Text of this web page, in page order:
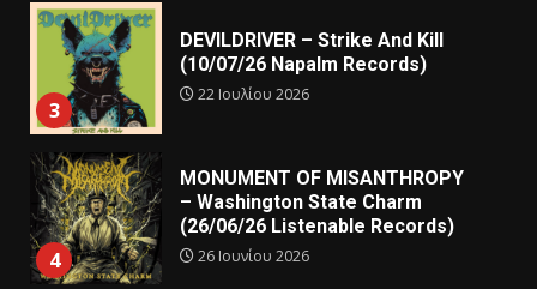
3
DEVILDRIVER – Strike And Kill
(10/07/26 Napalm Records)
22 Ιουλίου 2026
4
MONUMENT OF MISANTHROPY
– Washington State Charm
(26/06/26 Listenable Records)
26 Ιουνίου 2026